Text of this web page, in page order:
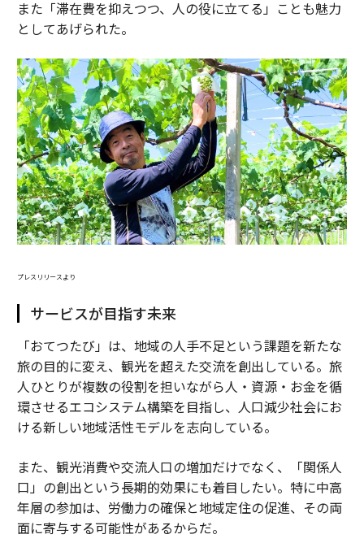
また「滞在費を抑えつつ、人の役に立てる」ことも魅力
としてあげられた。
プレスリリースより
サービスが目指す未来
「おてつたび」は、地域の人手不足という課題を新たな
旅の目的に変え、観光を超えた交流を創出している。旅
人ひとりが複数の役割を担いながら人・資源・お金を循
環させるエコシステム構築を目指し、人口減少社会にお
ける新しい地域活性モデルを志向している。
また、観光消費や交流人口の増加だけでなく、「関係人
口」の創出という長期的効果にも着目したい。特に中高
年層の参加は、労働力の確保と地域定住の促進、その両
面に寄与する可能性があるからだ。